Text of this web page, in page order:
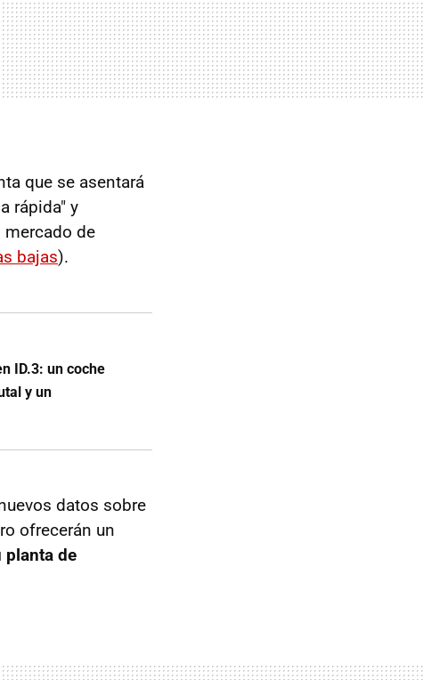
que se asentará
rápida" y
mercado de
bajas).
ID.3: un coche
y un
datos sobre
ofrecerán un
planta de